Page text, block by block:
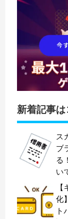
新着記事は
ス
ブ
る
い
化
ト